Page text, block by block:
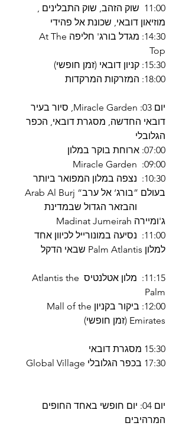
11:00 שוק הזהב, שוק התבלינים ,
מוזיאון דובאי, שכונת אל פהידי
14:30: מגדל בורג' חליפה At The
Top
15:30: קניון דובאי (זמן חופשי)
18:00: המזרקות המרקדות
יום 03: Miracle Garden, סיור בעיר
דובאי החדשה, מסגרת דובאי, הכפר
הגלובלי
07:00: ארוחת בוקר במלון
09:00: Miracle Garden
10:30: נצפה במלון המפואר ביותר
בעולם ”בורג‘ אל ערב“ Arab Al Burj
והבזאר הגדול שבמדינת
ג'ומיירה Madinat Jumeirah
11:00: נסיעה במונורייל לכיוון אחד
למלון Palm Atlantis שבאי הדקל
11:15: מלון אטלנטיס Atlantis the
Palm
12:00: ביקור בקניון Mall of the
Emirates (זמן חופשי)
15:30 מסגרת דובאי
17:30 בכפר הגלובלי Global Village
יום 04: יום חופשי באחד החופים
המרהיבים